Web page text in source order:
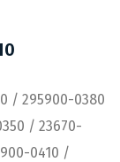
/ 295900-0380
/ 23670-
0410 /